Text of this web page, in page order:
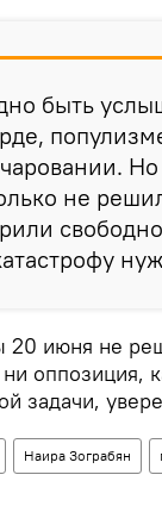
быть
не
20 июня не
ни оппозиция,
задачи,
Наира Зограбян